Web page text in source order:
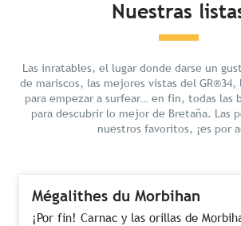
Nuestras
Las inratables, el lugar donde darse un
de mariscos, las mejores vistas del GR®34,
para empezar a surfear… en fin, todas las
para descubrir lo mejor de Bretaña. Las
nuestros favoritos, ¡es por
Mégalithes du Morbihan
¡Por fin! Carnac y las orillas de